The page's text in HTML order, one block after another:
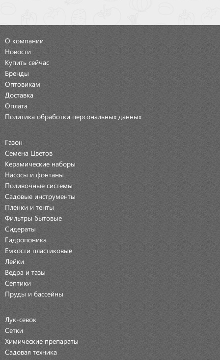
О компании
Новости
Купить сейчас
Бренды
Оптовикам
Доставка
Оплата
Политика обработки персональных данных
Газон
Семена Цветов
Керамические наборы
Насосы и фонтаны
Поливочные системы
Садовые инструменты
Пленки и тенты
Фильтры бытовые
Сидераты
Гидропоника
Емкости пластиковые
Лейки
Ведра и тазы
Септики
Пруды и бассейны
Лук-севок
Сетки
Химические препараты
Садовая техника